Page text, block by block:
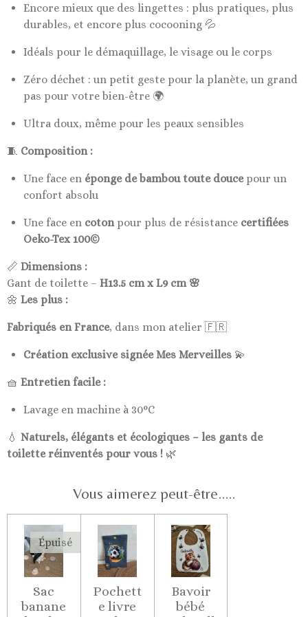
Encore mieux que des lingettes : plus pratiques, plus
durables, et encore plus cocooning 💦
Idéals pour le démaquillage, le visage ou le corps
Zéro déchet : un petit geste pour la planète, un grand
pas pour votre bien-être 🌍
Ultra doux, même pour les peaux sensibles
🧵 Composition :
Une face en éponge de bambou toute doucepour un
confort absolu
Une face en coton pour plus de résistance certifiées
Oeko-Tex 100©
📏 Dimensions :
Gant de toilette – H13.5 cm x L9 cm 🌸
🌼 Les plus :
Fabriqués en France, dans mon atelier 🇫🇷
Création exclusive signée Mes Merveilles 💫
🧺 Entretien facile :
Lavage en machine à 30°C
💧 Naturels, élégants et écologiques – les gants de
toilette réinventés pour vous ! 🌿
Vous aimerez peut-être.....
Épuisé
Sac
banane
Pochett
e livre
Bavoir
bébé